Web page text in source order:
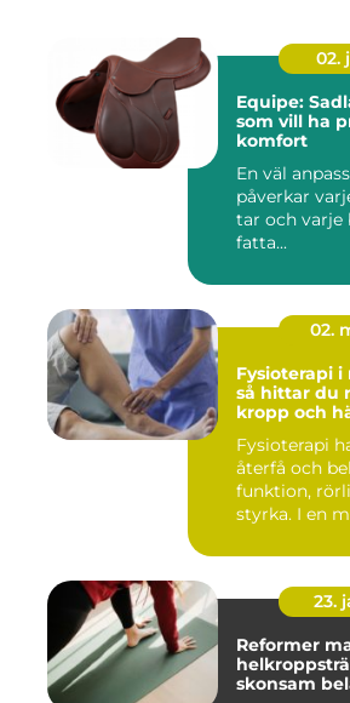
02.
Equipe:
som vill ha
komfort
En väl
påverkar
tar och varje
fatta...
02.
Fysioterapi
så hittar du
kropp och
Fysioterapi
återfå och
funktion,
styrka. I en
23.
Reformer maskin
skonsam